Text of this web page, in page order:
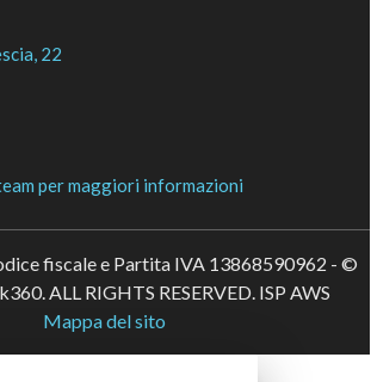
22
per maggiori informazioni
fiscale e Partita IVA 13868590962 - ©
ALL RIGHTS RESERVED. ISP AWS
Mappa del sito